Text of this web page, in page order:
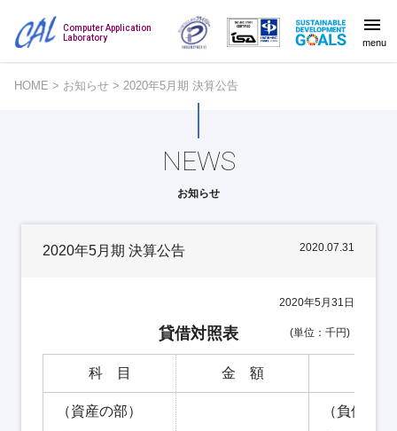
Computer Application
Laboratory
menu
HOME > お知らせ > 2020年5月期 決算公告
NEWS
お知らせ
2020.07.31
2020年5月期 決算公告
2020年5月31日
貸借対照表 (単位：千円)
科 目 金 額
（資産の部）
（負債の